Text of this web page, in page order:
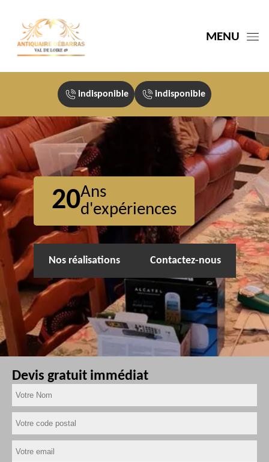
MENU
indisponible indisponible
20Ans
d'expériences
Nos réalisations Contactez-nous
Devis gratuit immédiat